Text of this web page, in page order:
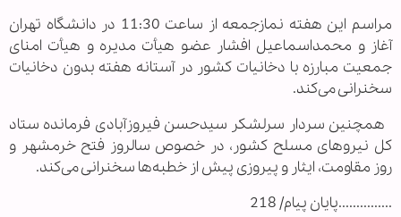
مراسم این هفته نمازجمعه از ساعت 11:30 در دانشگاه تهران
آغاز و محمداسماعیل افشار عضو هیأت مدیره و هیأت امنای
جمعیت مبارزه با دخانیات کشور در آستانه هفته بدون دخانیات
سخنرانی می‌کند.
همچنین سردار سرلشکر سیدحسن فیروزآبادی فرمانده ستاد
کل نیروهای مسلح کشور، در خصوص سالروز فتح خرمشهر و
روز مقاومت، ایثار و پیروزی پیش از خطبه‌ها سخنرانی می‌کند.
...............پایان پیام/ 218